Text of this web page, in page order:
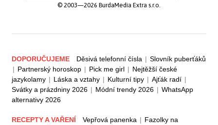
© 2003—2026 BurdaMedia Extra s.r.o.
DOPORUČUJEME Děsivá telefonní čísla | Slovník puberťáků
| Partnerský horoskop | Pick me girl | Nejtěžší české
jazykolamy | Láska a vztahy | Kulturní tipy | Ajťák radí |
Svátky a prázdniny 2026 | Módní trendy 2026 | WhatsApp
alternativy 2026
RECEPTY A VAŘENÍ Vepřová panenka | Fazolky na